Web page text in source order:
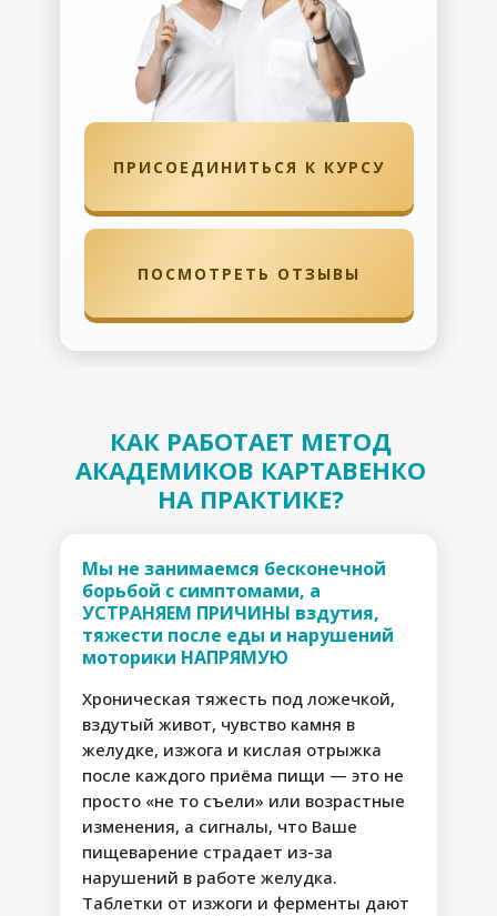
ПРИСОЕДИНИТЬСЯ К КУРСУ
ПОСМОТРЕТЬ ОТЗЫВЫ
КАК РАБОТАЕТ МЕТОД
АКАДЕМИКОВ КАРТАВЕНКО
НА ПРАКТИКЕ?
Мы не занимаемся бесконечной
борьбой с симптомами, а
УСТРАНЯЕМ ПРИЧИНЫ вздутия,
тяжести после еды и нарушений
моторики НАПРЯМУЮ
Хроническая тяжесть под ложечкой,
вздутый живот, чувство камня в
желудке, изжога и кислая отрыжка
после каждого приёма пищи — это не
просто «не то съели» или возрастные
изменения, а сигналы, что Ваше
пищеварение страдает из-за
нарушений в работе желудка.
Таблетки от изжоги и ферменты дают